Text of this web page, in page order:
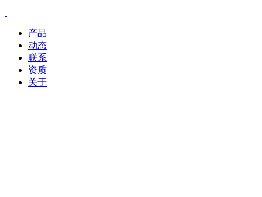
产品
动态
联系
资质
关于